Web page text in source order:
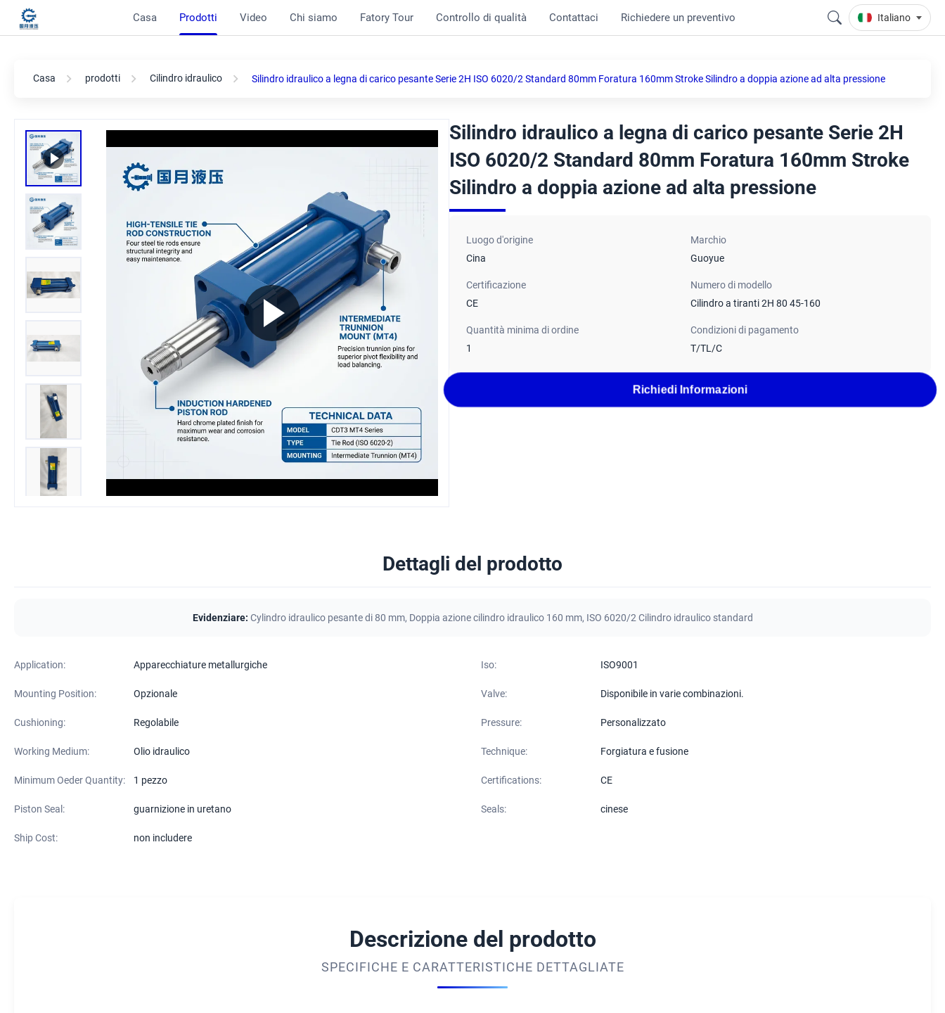
Casa Prodotti Video Chi siamo Fatory Tour Controllo di qualità Contattaci Richiedere un preventivo Italiano
Casa prodotti Cilindro idraulico Silindro idraulico a legna di carico pesante Serie 2H ISO 6020/2 Standard 80mm Foratura 160mm Stroke Silindro a doppia azione ad alta pressione
Silindro idraulico a legna di carico pesante Serie 2H
ISO 6020/2 Standard 80mm Foratura 160mm Stroke
Silindro a doppia azione ad alta pressione
Luogo d'origine
Cina
Marchio
Guoyue
Certificazione
CE
Numero di modello
Cilindro a tiranti 2H 80 45-160
Quantità minima di ordine
1
Condizioni di pagamento
T/TL/C
Richiedi Informazioni
Dettagli del prodotto
Evidenziare: Cylindro idraulico pesante di 80 mm, Doppia azione cilindro idraulico 160 mm, ISO 6020/2 Cilindro idraulico standard
Application: Apparecchiature metallurgiche Iso: ISO9001
Mounting Position: Opzionale Valve: Disponibile in varie combinazioni.
Cushioning: Regolabile Pressure: Personalizzato
Working Medium: Olio idraulico Technique: Forgiatura e fusione
Minimum Oeder Quantity: 1 pezzo Certifications: CE
Piston Seal: guarnizione in uretano Seals: cinese
Ship Cost: non includere
Descrizione del prodotto
SPECIFICHE E CARATTERISTICHE DETTAGLIATE